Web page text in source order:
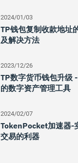
2024/01/03
TP钱包复制收款地址
及解决方法
2023/12/26
TP数字货币钱包升级
的数字资产管理工具
2024/02/07
TokenPocket加速器-
交易的利器